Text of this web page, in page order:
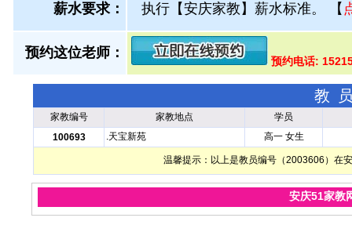
薪水要求： 执行【安庆家教】薪水标准。 【
预约这位老师：
预约电话:
教
家教编号 家教地点
学员
100693
.天宝新苑 高一 女生
温馨提示：以上是教员编号（2003606）在
安庆51家教